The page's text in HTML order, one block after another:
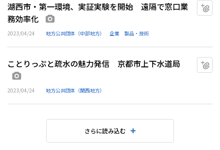
湖西市・第一環境、実証実験を開始 遠隔で窓口業
務効率化
2023/04/24 地方公共団体（中部地方） 企業 製品・技術
ことりっぷと疏水の魅力発信 京都市上下水道局
2023/04/24 地方公共団体（関西地方）
さらに読み込む